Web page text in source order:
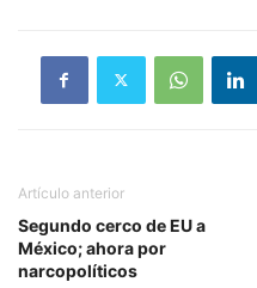
Artículo anterior
Segundo cerco de EU a
México; ahora por
narcopolíticos